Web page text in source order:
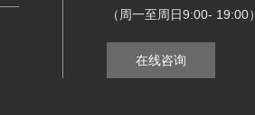
（周一至周日9:00- 19:00）
在线咨询